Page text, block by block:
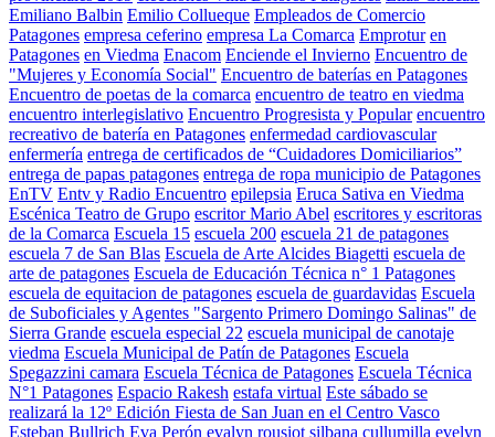
Emiliano Balbin Emilio Collueque Empleados de Comercio
Patagones empresa ceferino empresa La Comarca Emprotur en
Patagones en Viedma Enacom Enciende el Invierno Encuentro de
"Mujeres y Economía Social" Encuentro de baterías en Patagones
Encuentro de poetas de la comarca encuentro de teatro en viedma
encuentro interlegislativo Encuentro Progresista y Popular encuentro
recreativo de batería en Patagones enfermedad cardiovascular
enfermería entrega de certificados de “Cuidadores Domiciliarios”
entrega de papas patagones entrega de ropa municipio de Patagones
EnTV Entv y Radio Encuentro epilepsia Eruca Sativa en Viedma
Escénica Teatro de Grupo escritor Mario Abel escritores y escritoras
de la Comarca Escuela 15 escuela 200 escuela 21 de patagones
escuela 7 de San Blas Escuela de Arte Alcides Biagetti escuela de
arte de patagones Escuela de Educación Técnica n° 1 Patagones
escuela de equitacion de patagones escuela de guardavidas Escuela
de Suboficiales y Agentes "Sargento Primero Domingo Salinas" de
Sierra Grande escuela especial 22 escuela municipal de canotaje
viedma Escuela Municipal de Patín de Patagones Escuela
Spegazzini camara Escuela Técnica de Patagones Escuela Técnica
N°1 Patagones Espacio Rakesh estafa virtual Este sábado se
realizará la 12º Edición Fiesta de San Juan en el Centro Vasco
Esteban Bullrich Eva Perón evalyn rousiot silbana cullumilla evelyn